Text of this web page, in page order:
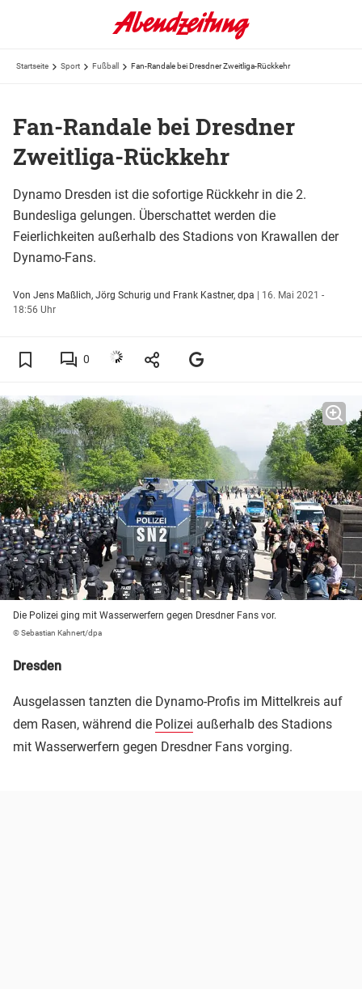
Startseite Sport Fußball Fan-Randale bei Dresdner Zweitliga-Rückkehr
Fan-Randale bei Dresdner
Zweitliga-Rückkehr
Dynamo Dresden ist die sofortige Rückkehr in die 2.
Bundesliga gelungen. Überschattet werden die
Feierlichkeiten außerhalb des Stadions von Krawallen der
Dynamo-Fans.
Von Jens Maßlich, Jörg Schurig und Frank Kastner, dpa | 16. Mai 2021 -
18:56 Uhr
0
Die Polizei ging mit Wasserwerfern gegen Dresdner Fans vor.
© Sebastian Kahnert/dpa
Dresden
Ausgelassen tanzten die Dynamo-Profis im Mittelkreis auf
dem Rasen, während die Polizei außerhalb des Stadions
mit Wasserwerfern gegen Dresdner Fans vorging.